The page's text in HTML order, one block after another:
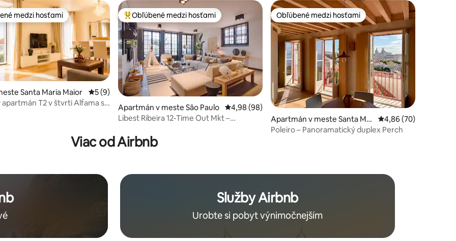
z 5, počet hodnotení: 186
medzi hosťami
medzi hosťami
Santa Maria Maior Priemerné ohodnotenie 5 z 5, počet hodnotení: 9
5 (9)
apartmán T2 v štvrti Alfama s
Najobľúbenejšie medzi hosťami
Obľúbené medzi hosťami
Apartmán v meste São Paulo Priemerné ohodnotenie 4,98 z 5, počet hodnotení: 98
4,98 (98)
Libest Ribeira 12-Time Out Mkt –
Obľúbené medzi hosťami
Obľúbené medzi hosťami
Apartmán v meste Santa Mar
ia Maior
Priemerné
4,86 (70)
Poleiro – Panoramatický duplex Perch
Viac od Airbnb
Služby Airbnb
Urobte si pobyt výnimočnejším